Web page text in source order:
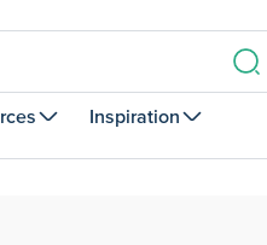
Inspiration